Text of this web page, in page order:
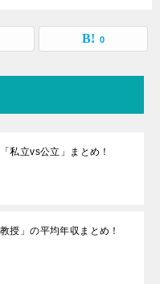
0
私立vs公立」まとめ！
授」の平均年収まとめ！